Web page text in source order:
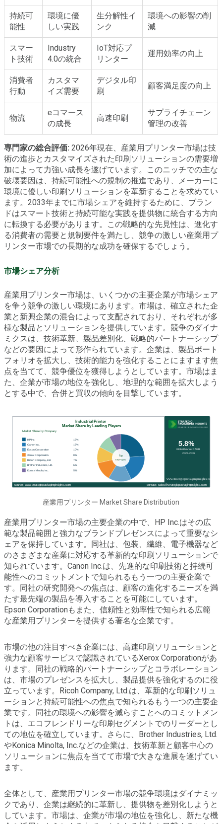
持続可
能性
環境に優
しい実践
生分解性イ
ンク
環境への影響の削
減
スマー
ト技術
Industry
4.0の統合
IoT対応プ
リンター
運用効率の向上
消費者
行動
カスタマ
イズ需要
デジタル印
刷
顧客満足度の向上
物流
eコマース
の成長
高速印刷
サプライチェーン
管理の改善
専門家の総合評価: 2026年現在、産業用プリンター市場は技
術の進歩とカスタマイズされた印刷ソリューションの需要増
加によって力強い成長を遂げています。このニッチでの主な
破壊要因は、持続可能性への規制の推進であり、メーカーに
環境に優しい印刷ソリューションを革新することを求めてい
ます。2033年までに市場シェアを維持するために、ブラン
ドはスマート技術と持続可能な実践を提供物に統合する方向
に転換する必要があります。この戦略的な先見性は、進化す
る消費者の需要と規制要件を満たし、競争の激しい産業用プ
リンター市場での長期的な成功を確保するでしょう。
市場シェア分析
産業用プリンター市場は、いくつかの主要企業が市場シェア
を争う競争の激しい環境にあります。市場は、確立された企
業と新興企業の混合によって支配されており、それぞれが多
様な製品とソリューションを提供しています。競争のダイナ
ミクスは、技術革新、製品差別化、戦略的パートナーシップ
などの要因によって形作られています。企業は、製品ポート
フォリオを拡大し、技術的能力を強化することにますます焦
点を当てて、競争優位を獲得しようとしています。市場はま
た、企業が市場の地位を強化し、地理的な範囲を拡大しよう
とする中で、合併と買収の傾向を目撃しています。
産業用プリンター Market Share Distribution
産業用プリンター市場の主要企業の中で、HP Inc.はその広
範な製品範囲と強力なブランドプレゼンスによって重要なシ
ェアを保持しています。同社は、包装、繊維、電子機器など
のさまざまな産業に対応する革新的な印刷ソリューションで
知られています。Canon Inc.は、先進的な印刷技術と持続可
能性へのコミットメントで知られるもう一つの主要企業で
す。同社の研究開発への焦点は、顧客の進化するニーズを満
たす最先端の製品を導入することを可能にしています。
Epson Corporationもまた、信頼性と効率性で知られる広範
な産業用プリンターを提供する著名な企業です。
市場の他の注目すべき企業には、高速印刷ソリューションと
強力な顧客サービスで認識されているXerox Corporationがあ
ります。同社の戦略的パートナーシップとコラボレーション
は、市場のプレゼンスを拡大し、製品提供を強化するのに役
立っています。Ricoh Company, Ltd.は、革新的な印刷ソリュ
ーションと持続可能性への焦点で知られるもう一つの主要企
業です。同社の環境への影響を減らすことへのコミットメン
トは、エコフレンドリーな印刷セグメントでのリーダーとし
ての地位を確立しています。さらに、Brother Industries, Ltd.
やKonica Minolta, Inc.などの企業は、技術革新と顧客中心の
ソリューションに焦点を当てて市場で大きな進展を遂げてい
ます。
全体として、産業用プリンター市場の競争環境はダイナミッ
クであり、企業は継続的に革新し、提供物を差別化しようと
しています。市場は、企業が市場の地位を強化し、新たな機